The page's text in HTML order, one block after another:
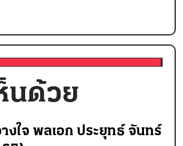
นด้วย
งใจ พลเอก ประยุทธ์ จันทร์